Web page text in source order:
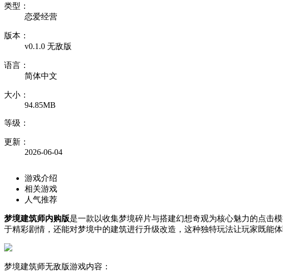
类型：
恋爱经营
版本：
v0.1.0 无敌版
语言：
简体中文
大小：
94.85MB
等级：
更新：
2026-06-04
游戏介绍
相关游戏
人气推荐
梦境建筑师内购版是一款以收集梦境碎片与搭建幻想奇观为核心魅力的点击
于精彩剧情，还能对梦境中的建筑进行升级改造，这种独特玩法让玩家既能
梦境建筑师无敌版游戏内容：